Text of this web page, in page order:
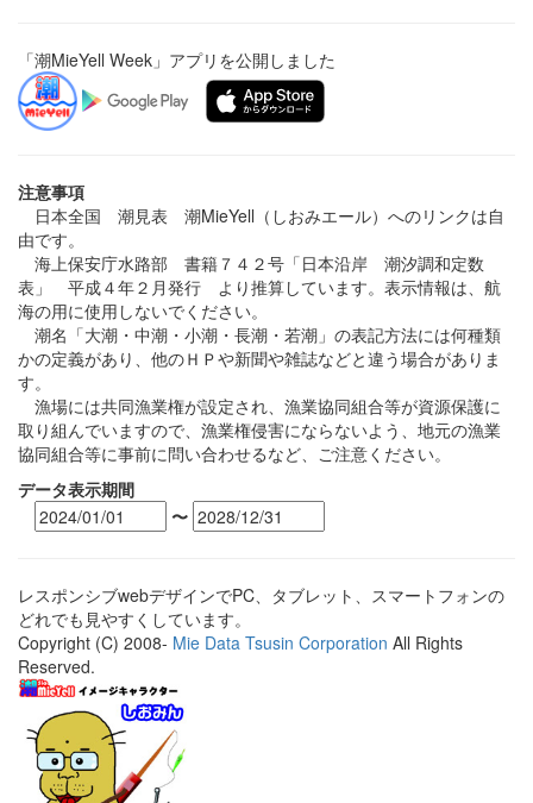
「潮MieYell Week」アプリを公開しました
注意事項
日本全国 潮見表 潮MieYell（しおみエール）へのリンクは自
由です。
海上保安庁水路部 書籍７４２号「日本沿岸 潮汐調和定数
表」 平成４年２月発行 より推算しています。表示情報は、航
海の用に使用しないでください。
潮名「大潮・中潮・小潮・長潮・若潮」の表記方法には何種類
かの定義があり、他のＨＰや新聞や雑誌などと違う場合がありま
す。
漁場には共同漁業権が設定され、漁業協同組合等が資源保護に
取り組んでいますので、漁業権侵害にならないよう、地元の漁業
協同組合等に事前に問い合わせるなど、ご注意ください。
データ表示期間
〜
レスポンシブwebデザインでPC、タブレット、スマートフォンの
どれでも見やすくしています。
Copyright (C) 2008- Mie Data Tsusin Corporation All Rights
Reserved.